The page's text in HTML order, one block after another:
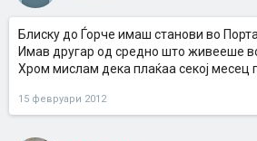
Блиску до Ѓорче имаш станови во
Имав другар од средно што живееше
Хром мислам дека плаќаа секој месец
15 февруари 2012